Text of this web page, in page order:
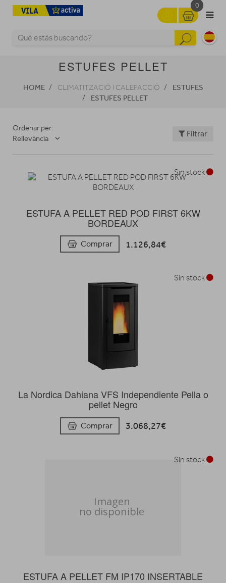
0
ESTUFES PELLET
HOME CLIMATITZACIÓ I CALEFACCIÓ
ESTUFES
ESTUFES PELLET
Ordenar per:
Rellevància
Filtrar
ESTUFA A PELLET RED POD FIRST 6KW
BORDEAUX
Comprar 1.126,84€
Sin stock
La Nordica Dahiana VFS Independiente Pella o
pellet Negro
Comprar 3.068,27€
Sin stock
ESTUFA A PELLET FM IP170 INSERTABLE
Sin stock